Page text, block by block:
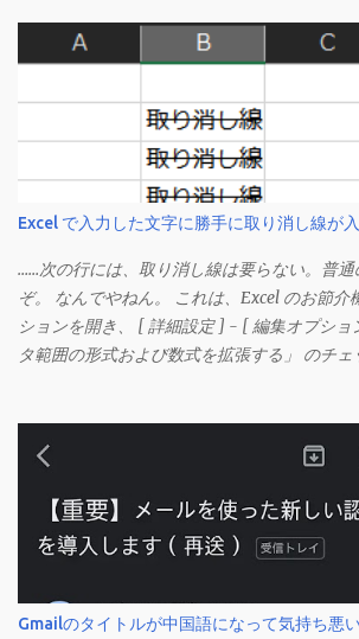
Excel で入力した文字に勝手に取り消し線が
……次の行には、取り消し線は要らない。普
ぞ。 なんでやねん。 これは、Excel のお節介
ションを開き、 [ 詳細設定 ] - [ 編集オプショ
タ範囲の形式および数式を拡張する」 のチ
うです。 このオプションを解除して、他のセ
式がないセル）をコピーしてから、もう一度
度は大丈夫です。 Mac の場合、画面上部にあ
「Excel」をクリックして環境設定を開きま
（カンマ）」 でも開きます）。 「編集」を
Gmailのタイトルが中国語になって気持ち悪